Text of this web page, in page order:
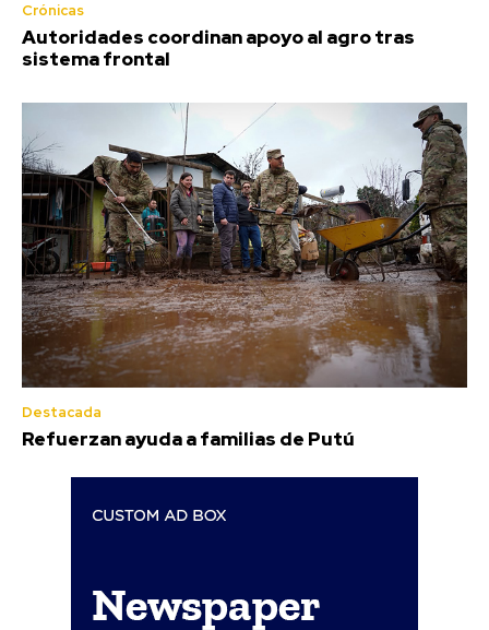
Crónicas
Autoridades coordinan apoyo al agro tras
sistema frontal
Destacada
Refuerzan ayuda a familias de Putú